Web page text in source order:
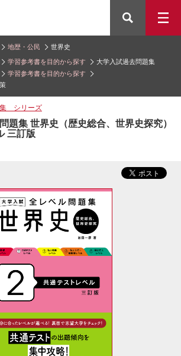
地歴・公民 世界史
学習参考書を目的から探す
大学入試過去問題集
学習参考書を目的から探す
シリーズ
題集 世界史（歴史総合、世界史探究）
三訂版